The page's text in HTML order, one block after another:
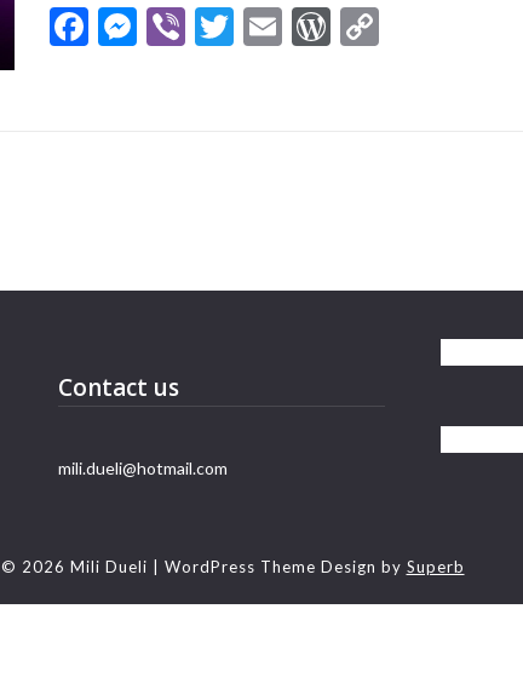
Facebook
Messenger
ViberTwitter
EmailWordPress
Contact us
mili.dueli@hotmail.com
© 2026 Mili Dueli | WordPress Theme Design by Superb